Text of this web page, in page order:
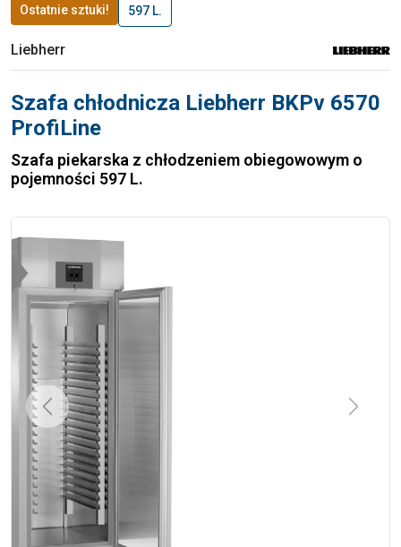
Ostatnie sztuki! 597 L.
Liebherr
Szafa chłodnicza Liebherr BKPv 6570
ProfiLine
Szafa piekarska z chłodzeniem obiegowowym o
pojemności 597 L.
Previous Next